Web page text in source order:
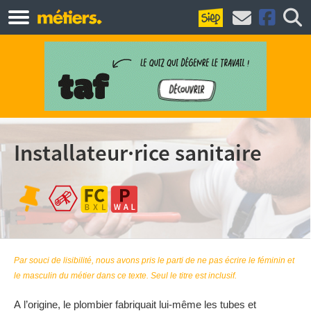
Installateur·rice sanitaire
Par souci de lisibilité, nous avons pris le parti de ne pas écrire le féminin et
le masculin du métier dans ce texte. Seul le titre est inclusif.
A l’origine, le plombier fabriquait lui-même les tubes et